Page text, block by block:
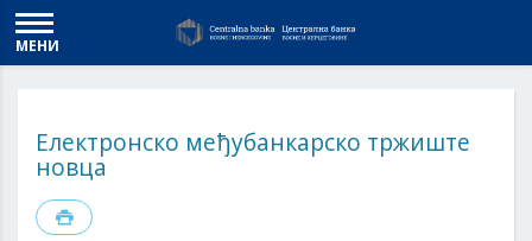
МЕНИ
Електронско међубанкарско тржиште
новца